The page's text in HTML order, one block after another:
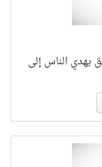
يهدي الناس إلى